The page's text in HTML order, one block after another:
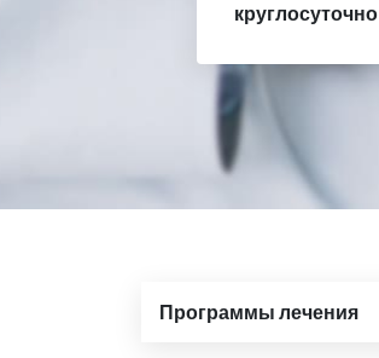
круглосуточно
Программы лечения